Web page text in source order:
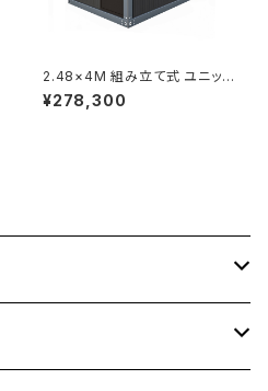
2.48×4M 組み立て式 ユニット
ハウス 黒 ブラック 3坪 9.9㎡
スーパーコンテナ プレハブ 仮設
¥278,300